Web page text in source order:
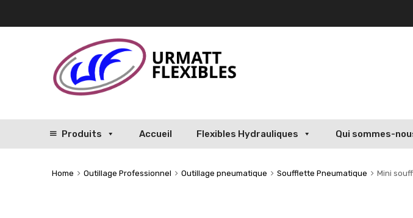
Produits Accueil Flexibles Hydrauliques Qui sommes-
Home Outillage Professionnel Outillage pneumatique Soufflette Pneumatique Mini